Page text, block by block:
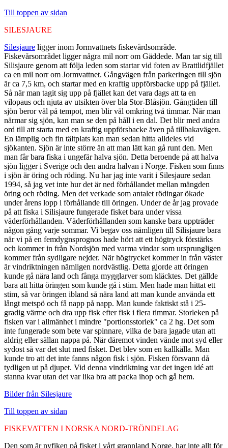
Till toppen av sidan
SILESJAURE
Silesjaure ligger inom Jormvattnets fiskevårdsområde.
Fiskevårsområdet ligger några mil norr om Gäddede. Man tar sig till
Silisjaure genom att följa leden som startar vid foten av Brattlidfjället
ca en mil norr om Jormvattnet. Gångvägen från parkeringen till sjön
är ca 7,5 km, och startar med en kraftig uppförsbacke upp på fjället.
Så när man tagit sig upp på fjället kan det vara dags att ta en
vilopaus och njuta av utsikten över bla Stor-Blåsjön. Gångtiden till
sjön beror väl på tempot, men blir väl omkring två timmar. När man
närmar sig sjön, kan man se den på håll i en dal. Det blir med andra
ord till att starta med en kraftig uppförsbacke även på tillbakavägen.
En lämplig och fin tältplats kan man sedan hitta alldeles vid
sjökanten. Sjön är inte större än att man lätt kan gå runt den. Men
man får bara fiska i ungefär halva sjön. Detta beroende på att halva
sjön ligger i Sverige och den andra halvan i Norge. Fisken som finns
i sjön är öring och röding. Nu har jag inte varit i Silesjaure sedan
1994, så jag vet inte hur det är ned förhållandet mellan mängden
öring och röding. Men det verkade som antalet rödingar ökade
under årens lopp i förhållande till öringen. Under de år jag provade
på att fiska i Silisjaure fungerade fisket bara under vissa
väderförhållanden. Väderförhållanden som kanske bara uppträder
någon gång varje sommar. Vi begav oss nämligen till Silisjaure bara
när vi på en femdygnsprognos hade hört att ett högtryck förstärks
och kommer in från Nordsjön med varma vindar som ursprungligen
kommer från sydligare nejder. När högtrycket kommer in från väster
är vindriktningen nämligen nordvästlig. Detta gjorde att öringen
kunde gå nära land och fånga mygglarver som kläcktes. Det gällde
bara att hitta öringen som kunde gå i stim. Men hade man hittat ett
stim, så var öringen ibland så nära land att man kunde använda ett
långt metspö och få napp på napp. Man kunde faktiskt stå i 25-
gradig värme och dra upp fisk efter fisk i flera timmar. Storleken på
fisken var i allmänhet i mindre "portionsstorlek" ca 2 hg. Det som
inte fungerade som bete var spinnare, vilka de bara jagade utan att
aldrig eller sällan nappa på. När däremot vinden vände mot syd eller
sydost så var det slut med fisket. Det blev som en kallkälla. Man
kunde tro att det inte fanns någon fisk i sjön. Fisken försvann då
tydligen ut på djupet. Vid denna vindriktning var det ingen idé att
stanna kvar utan det var lika bra att packa ihop och gå hem.
Bilder från Silesjaure
Till toppen av sidan
FISKEVATTEN I NORSKA NORD-TRÖNDELAG
Den som är nyfiken på fisket i vårt grannland Norge, har inte allt för